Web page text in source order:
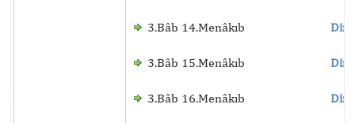
3.Bâb 14.Menâkıb
3.Bâb 15.Menâkıb
3.Bâb 16.Menâkıb